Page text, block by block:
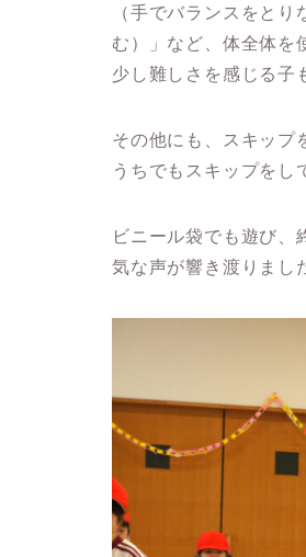
（手でバランスをと
む）」など、体全体を
少し難しさを感じる子
その他にも、スキップ
うちでもスキップをし
ビニール袋でも遊び、
気な声が響き渡りまし